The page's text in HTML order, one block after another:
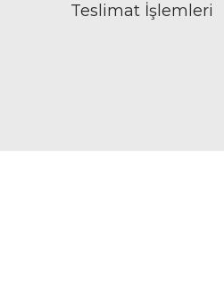
Teslimat İşlemleri